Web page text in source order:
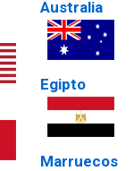
Australia
Egipto
Marruecos